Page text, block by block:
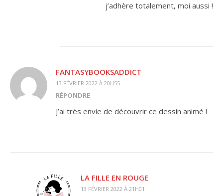
j’adhère totalement, moi aussi !
FANTASYBOOKSADDICT
13 FÉVRIER 2022 À 20H55
RÉPONDRE
J’ai très envie de découvrir ce dessin animé !
LA FILLE EN ROUGE
13 FÉVRIER 2022 À 21H01